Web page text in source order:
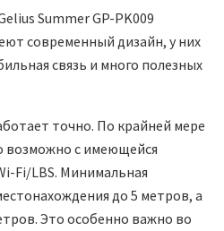
Summer GP-PK009
современный дизайн, у них
связь и много полезных
точно. По крайней мере
возможно с имеющейся
Fi/LBS. Минимальная
до 5 метров, а
Это особенно важно во